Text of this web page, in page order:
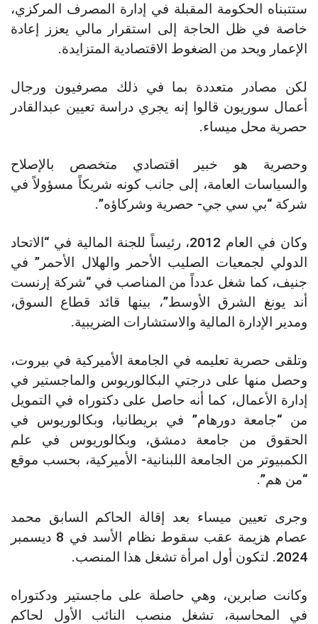
ستتبناه الحكومة المقبلة في إدارة المصرف المركزي،
خاصة في ظل الحاجة إلى استقرار مالي يعزز إعادة
الإعمار ويحد من الضغوط الاقتصادية المتزايدة.
لكن مصادر متعددة بما في ذلك مصرفيون ورجال
أعمال سوريون قالوا إنه يجري دراسة تعيين عبدالقادر
حصرية محل ميساء.
وحصرية هو خبير اقتصادي متخصص بالإصلاح
والسياسات العامة، إلى جانب كونه شريكاً مسؤولاً في
شركة “بي سي جي- حصرية وشركاؤه”.
وكان في العام 2012، رئيساً للجنة المالية في “الاتحاد
الدولي لجمعيات الصليب الأحمر والهلال الأحمر” في
جنيف، كما شغل عدداً من المناصب في “شركة إرنست
أند يونغ الشرق الأوسط”، بينها قائد قطاع السوق،
ومدير الإدارة المالية والاستشارات الضريبية.
وتلقى حصرية تعليمه في الجامعة الأميركية في بيروت،
وحصل منها على درجتي البكالوريوس والماجستير في
إدارة الأعمال، كما أنه حاصل على دكتوراه في التمويل
من “جامعة دورهام” في بريطانيا، وبكالوريوس في
الحقوق من جامعة دمشق، وبكالوريوس في علم
الكمبيوتر من الجامعة اللبنانية- الأميركية، بحسب موقع
“من هم”.
وجرى تعيين ميساء بعد إقالة الحاكم السابق محمد
عصام هزيمة عقب سقوط نظام الأسد في 8 ديسمبر
2024. لتكون أول امرأة تشغل هذا المنصب.
وكانت صابرين، وهي حاصلة على ماجستير ودكتوراه
في المحاسبة، تشغل منصب النائب الأول لحاكم